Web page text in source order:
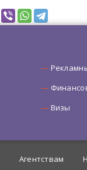
Визы
Агентствам